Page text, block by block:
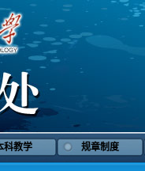
科教学 规章制度